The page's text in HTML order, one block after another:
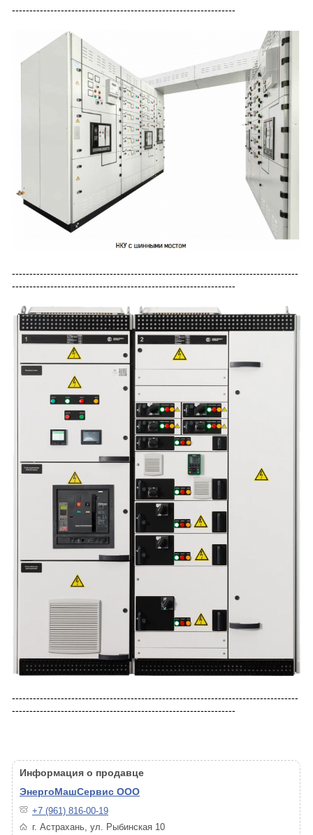
----------------------------------------------------------------
----------------------------------------------------------------------------------
----------------------------------------------------------------
----------------------------------------------------------------------------------
----------------------------------------------------------------
Информация о продавце
ЭнергоМашСервис ООО
+7 (961) 816-00-19
г. Астрахань, ул. Рыбинская 10